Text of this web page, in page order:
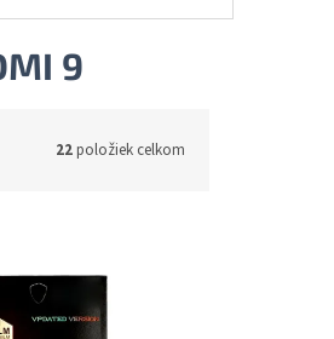
9
22položiek celkom